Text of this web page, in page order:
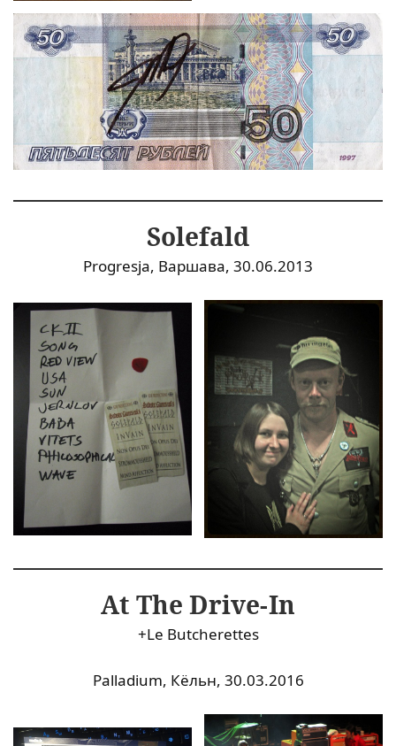
Solefald
Progresja, Варшава, 30.06.2013
At The Drive-In
+Le Butcherettes
Palladium, Кёльн, 30.03.2016